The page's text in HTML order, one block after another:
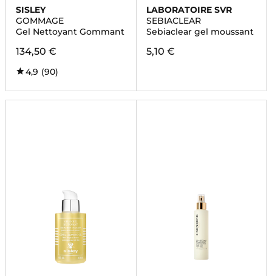
SISLEY
GOMMAGE
Gel Nettoyant Gommant
134,50 €
4,9 (90)
LABORATOIRE SVR
SEBIACLEAR
Sebiaclear gel moussant
5,10 €